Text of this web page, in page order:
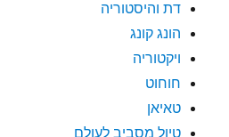
דת והיסטוריה
הונג קונג
ויקטוריה
חוחוט
טאיאן
טיול מסביב לעולם